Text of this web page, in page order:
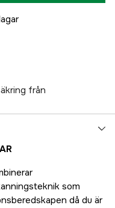
från
som
då du är